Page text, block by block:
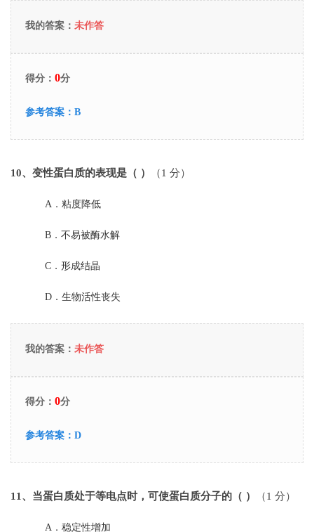
我的答案： 未作答
得分： 0分
参考答案： B
10、变性蛋白质的表现是（ ） （1 分）
A． 粘度降低
B． 不易被酶水解
C． 形成结晶
D． 生物活性丧失
我的答案： 未作答
得分： 0分
参考答案： D
11 、当蛋白质处于等电点时，可使蛋白质分子的（ ） （1 分）
A． 稳定性增加